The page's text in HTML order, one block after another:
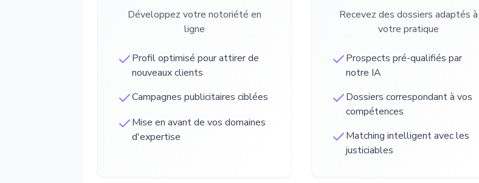
Développez votre notoriété en
ligne
Profil optimisé pour attirer de
nouveaux clients
Campagnes publicitaires ciblées
Mise en avant de vos domaines
d'expertise
Recevez des dossiers adaptés à
votre pratique
Prospects pré-qualifiés par
notre IA
Dossiers correspondant à vos
compétences
Matching intelligent avec les
justiciables